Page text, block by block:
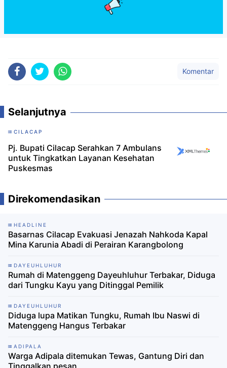
Komentar
Selanjutnya
CILACAP
Pj. Bupati Cilacap Serahkan 7 Ambulans
untuk Tingkatkan Layanan Kesehatan
Puskesmas
Direkomendasikan
HEADLINE
Basarnas Cilacap Evakuasi Jenazah Nahkoda Kapal
Mina Karunia Abadi di Perairan Karangbolong
DAYEUHLUHUR
Rumah di Matenggeng Dayeuhluhur Terbakar, Diduga
dari Tungku Kayu yang Ditinggal Pemilik
DAYEUHLUHUR
Diduga lupa Matikan Tungku, Rumah Ibu Naswi di
Matenggeng Hangus Terbakar
ADIPALA
Warga Adipala ditemukan Tewas, Gantung Diri dan